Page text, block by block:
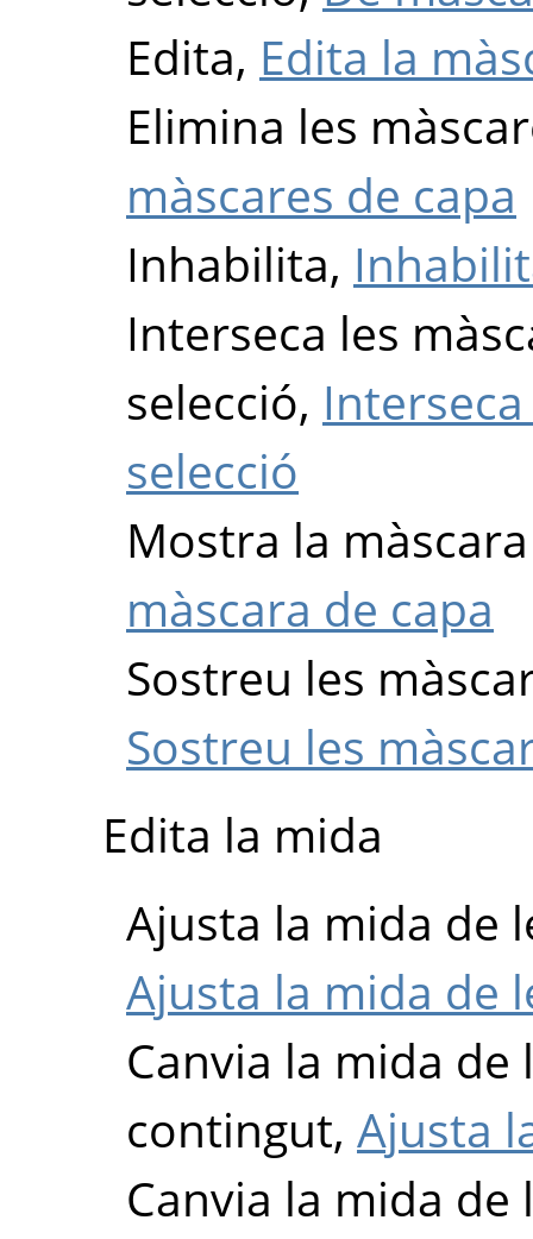
Edita, Edita la
Elimina les
màscares de capa
Inhabilita,
Interseca les
selecció,
selecció
Mostra la
màscara de capa
Sostreu les
Sostreu les
Edita la mida
Ajusta la mida de
Ajusta la mida de
Canvia la mida de
contingut, Ajusta
Canvia la mida